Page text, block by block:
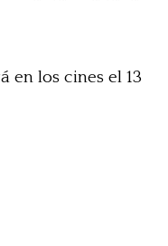
en los cines el 13